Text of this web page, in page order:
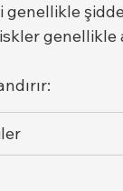
genellikle